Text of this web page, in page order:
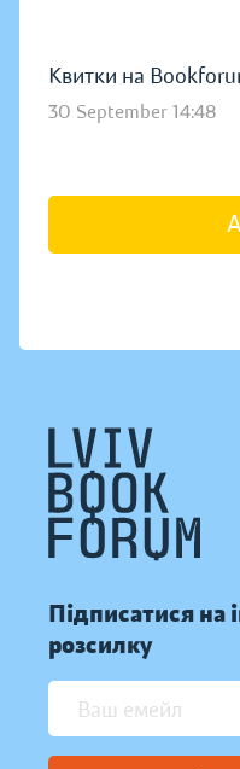
Квитки на
30 September 14:48
Підписатися на
розсилку